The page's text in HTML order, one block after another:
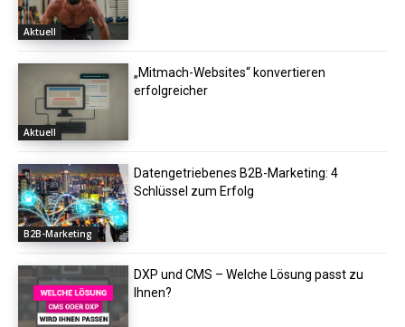
Aktuell
Aktuell
„Mitmach-Websites“ konvertieren
erfolgreicher
B2B-Marketing
Datengetriebenes B2B-Marketing: 4
Schlüssel zum Erfolg
DXP und CMS – Welche Lösung passt zu
Ihnen?